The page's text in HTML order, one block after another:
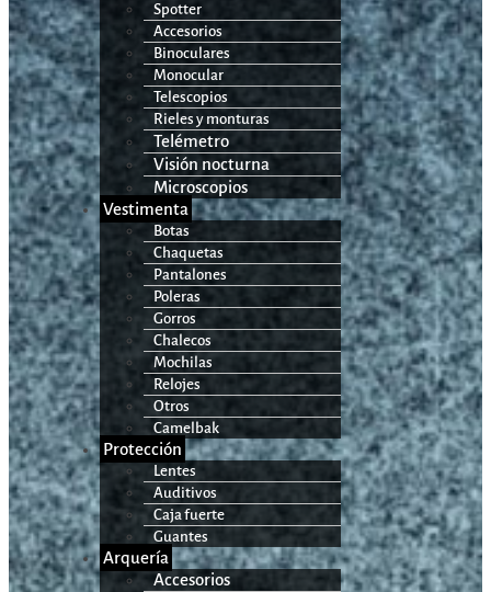
Spotter
Accesorios
Binoculares
Monocular
Telescopios
Rieles y monturas
Telémetro
Visión nocturna
Microscopios
Vestimenta
Botas
Chaquetas
Pantalones
Poleras
Gorros
Chalecos
Mochilas
Relojes
Otros
Camelbak
Protección
Lentes
Auditivos
Caja fuerte
Guantes
Arquería
Accesorios